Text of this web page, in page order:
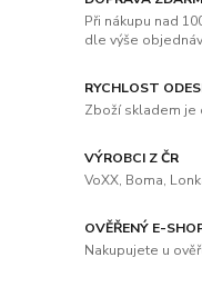
Při nákupu nad
dle výše
RYCHLOST
Zboží skladem je
VÝROBCI Z ČR
VoXX, Boma,
OVĚŘENÝ E-
Nakupujete u